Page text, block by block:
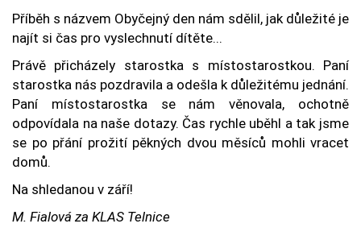
Příběh s názvem Obyčejný den nám sdělil, jak důležité je
najít si čas pro vyslechnutí dítěte...
Právě přicházely starostka s místostarostkou. Paní
starostka nás pozdravila a odešla k důležitému jednání.
Paní místostarostka se nám věnovala, ochotně
odpovídala na naše dotazy. Čas rychle uběhl a tak jsme
se po přání prožití pěkných dvou měsíců mohli vracet
domů.
Na shledanou v září!
M. Fialová za KLAS Telnice